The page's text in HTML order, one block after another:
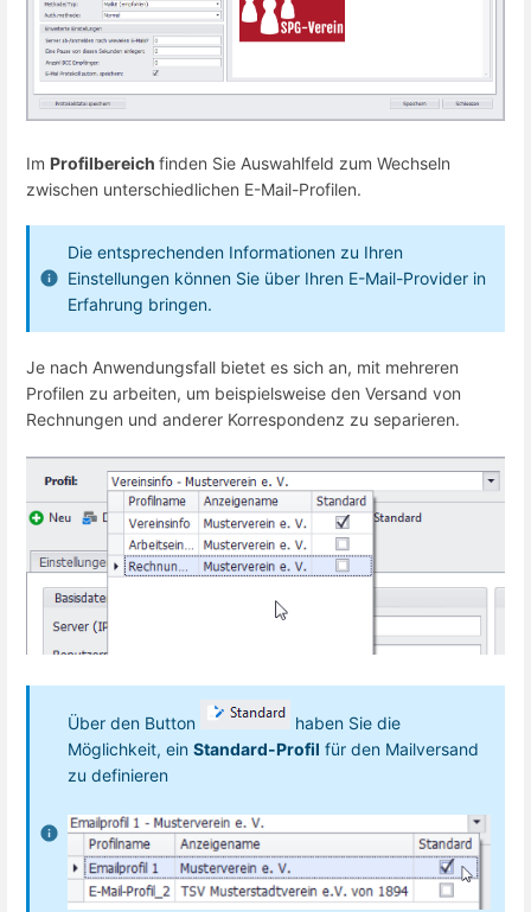
Im Profilbereich finden Sie Auswahlfeld zum Wechseln
zwischen unterschiedlichen E-Mail-Profilen.
Die entsprechenden Informationen zu Ihren
Einstellungen können Sie über Ihren E-Mail-Provider in
Erfahrung bringen.
Je nach Anwendungsfall bietet es sich an, mit mehreren
Profilen zu arbeiten, um beispielsweise den Versand von
Rechnungen und anderer Korrespondenz zu separieren.
Über den Button
haben Sie die
Möglichkeit, ein Standard-Profil für den Mailversand
zu definieren